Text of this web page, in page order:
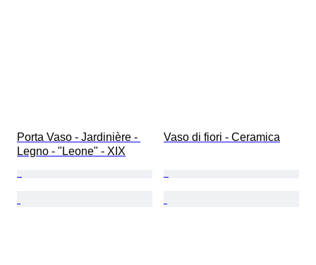
Porta Vaso - Jardinière -
Legno - "Leone" - XIX
Vaso di fiori - Ceramica